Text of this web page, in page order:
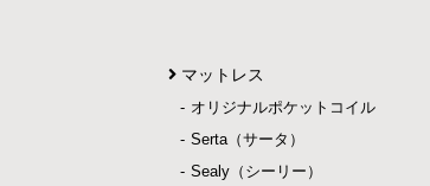
マットレス
オリジナルポケットコイル
Serta（サータ）
Sealy（シーリー）